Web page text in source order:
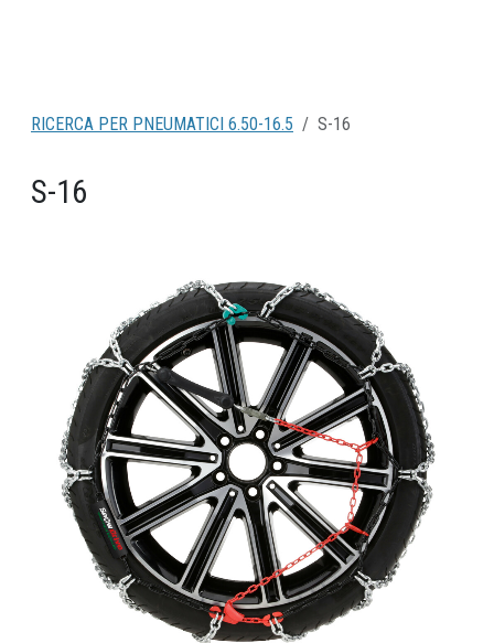
RICERCA PER PNEUMATICI 6.50-16.5 S-16
S-16